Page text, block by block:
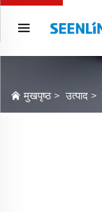
मुखपृष्ठ >उत्पाद >